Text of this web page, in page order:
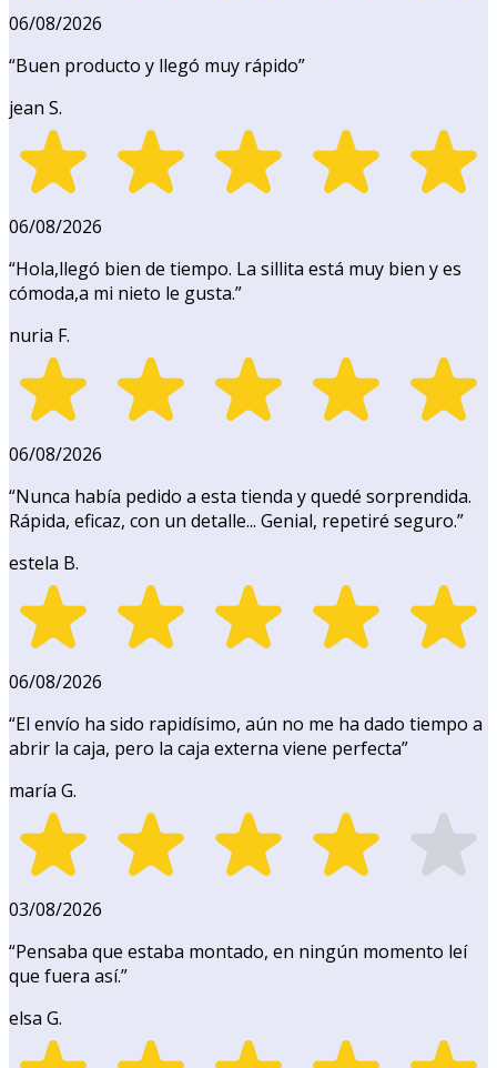
06/08/2026
“Buen producto y llegó muy rápido”
jean S.
06/08/2026
“Hola,llegó bien de tiempo. La sillita está muy bien y es
cómoda,a mi nieto le gusta.”
nuria F.
06/08/2026
“Nunca había pedido a esta tienda y quedé sorprendida.
Rápida, eficaz, con un detalle... Genial, repetiré seguro.”
estela B.
06/08/2026
“El envío ha sido rapidísimo, aún no me ha dado tiempo a
abrir la caja, pero la caja externa viene perfecta”
maría G.
03/08/2026
“Pensaba que estaba montado, en ningún momento leí
que fuera así.”
elsa G.